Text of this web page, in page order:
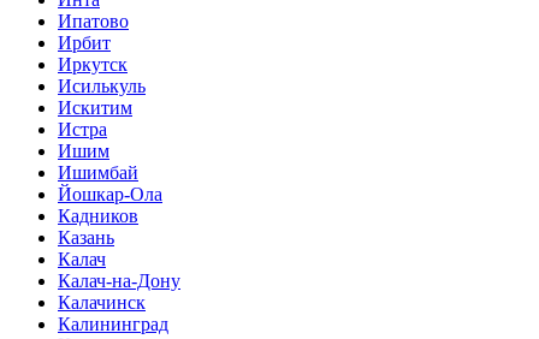
Ипатово
Ирбит
Иркутск
Исилькуль
Искитим
Истра
Ишим
Ишимбай
Йошкар-Ола
Кадников
Казань
Калач
Калач-на-Дону
Калачинск
Калининград